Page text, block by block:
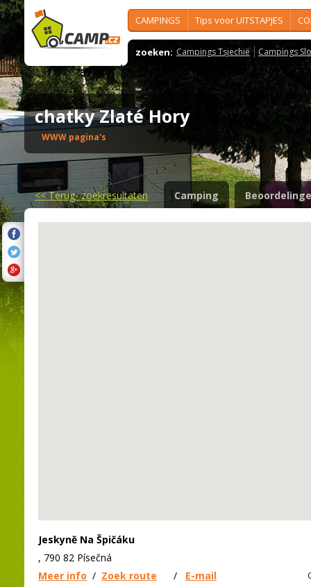
CAMPINGS Tips voor UITSTAPJES
zoeken: Campings Tsjechië Campings
chatky Zlaté Hory
WWW pagina's
<<Terug- zoekresultaten Camping
Jeskyně Na Špičáku
, 790 82 Písečná
Meer info / Zoek route / E-mail